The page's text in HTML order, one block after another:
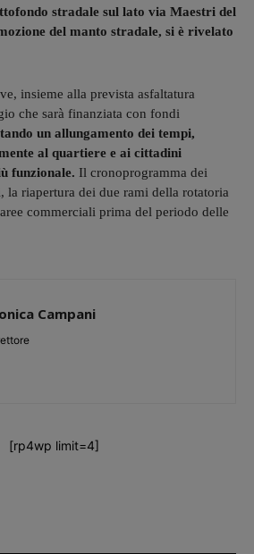
stradale sul lato via Maestri del
del manto stradale, si è rivelato
insieme alla prevista asfaltatura
che sarà finanziata con fondi
un allungamento dei tempi,
al quartiere e ai cittadini
funzionale. Il cronoprogramma dei
la riapertura dei due rami della rotatoria
commerciali prima del periodo delle
Campani
[rp4wp limit=4]